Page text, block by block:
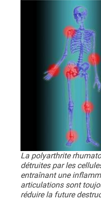
La polyarthrite
détruites par les
entraînant une
articulations sont
réduire la future